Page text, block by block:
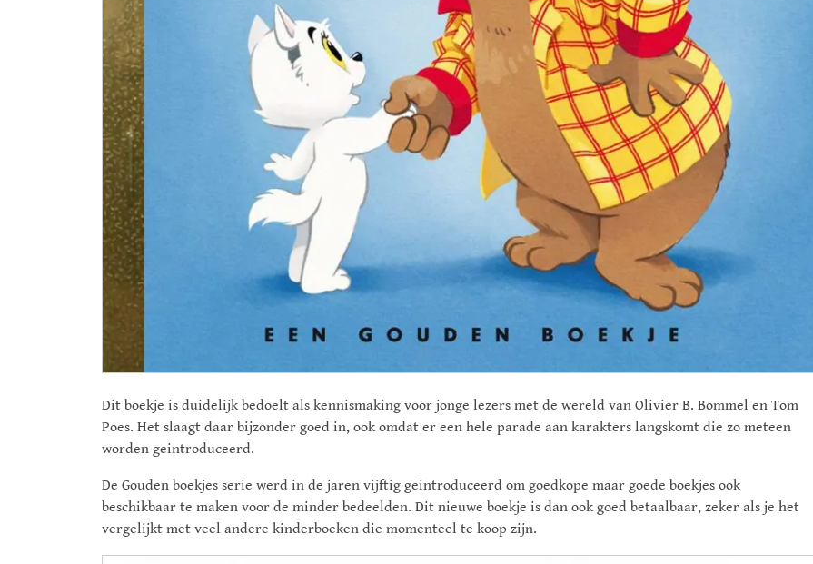
Dit boekje is duidelijk bedoelt als kennismaking voor jonge lezers met de wereld van Olivier B. Bommel en Tom
Poes. Het slaagt daar bijzonder goed in, ook omdat er een hele parade aan karakters langskomt die zo meteen
worden geintroduceerd.
De Gouden boekjes serie werd in de jaren vijftig geintroduceerd om goedkope maar goede boekjes ook
beschikbaar te maken voor de minder bedeelden. Dit nieuwe boekje is dan ook goed betaalbaar, zeker als je het
vergelijkt met veel andere kinderboeken die momenteel te koop zijn.